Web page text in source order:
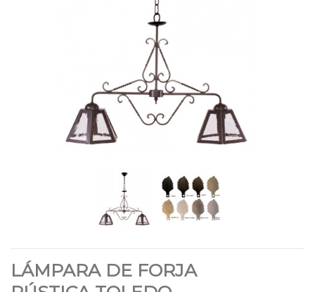
LÁMPARA DE FORJA